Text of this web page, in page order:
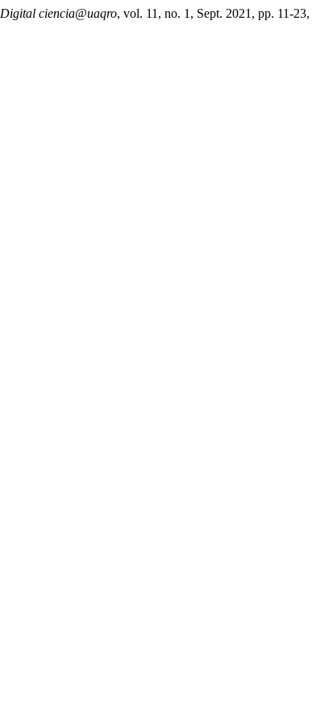
Digital ciencia@uaqro, vol. 11, no. 1, Sept. 2021, pp. 11-23,